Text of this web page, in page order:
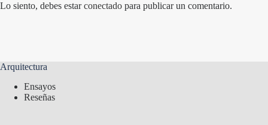
Lo siento, debes estarconectado para publicar un comentario.
Arquitectura
Ensayos
Reseñas